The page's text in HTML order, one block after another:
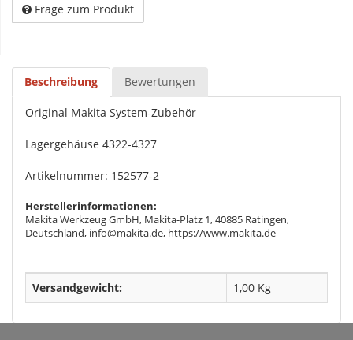
Frage zum Produkt
Beschreibung Bewertungen
Original Makita System-Zubehör
Lagergehäuse 4322-4327
Artikelnummer: 152577-2
Herstellerinformationen:
Makita Werkzeug GmbH, Makita-Platz 1, 40885 Ratingen,
Deutschland, info@makita.de, https://www.makita.de
Versandgewicht: 1,00 Kg